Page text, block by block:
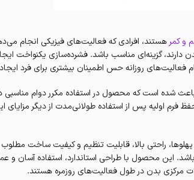
و کمرهستند، افرادی که فعالیت‌های فیزیکی انجام
دارند، گزینه‌ای مناسب باشد. فشرده‌سازی یکنواخت
روزانه حس اطمینان بیشتری برای فرد
شده است که محصول در استفاده مکرر دوام مناسبی
اولیه پس از استفاده طولانی‌مدت از دیگر مزایای
راحتی بالا، قابلیت تنظیم و کیفیت ساخت مطلوب
2002 می‌تواند انتخابی مناسب باشد. این محصول با طراحی استاندارد، استفاده
مرکزی بدن در طول فعالیت‌های روزمره هستند.